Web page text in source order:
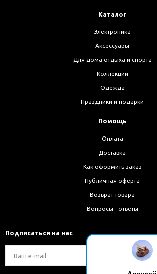
Каталог
Электроника
Аксессуары
Для дома отдыха и спорта
Коллекции
Одежда
Праздники и подарки
Помощь
Оплата
Доставка
Как оформить заказ
Публичная оферта
Возврат товара
Вопросы - ответы
Подписаться на нас